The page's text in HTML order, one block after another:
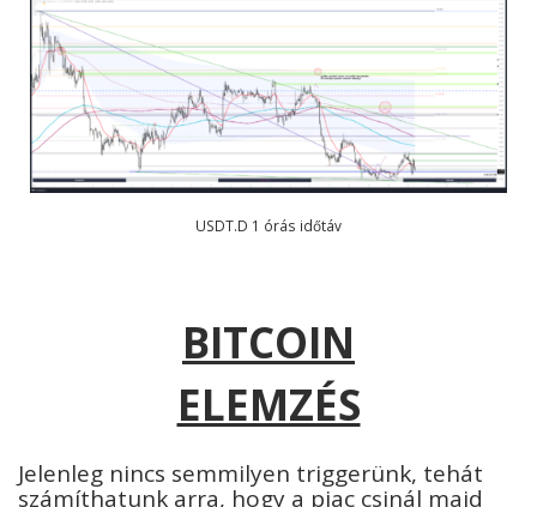
USDT.D 1 órás időtáv
BITCOIN
ELEMZÉS
Jelenleg nincs semmilyen triggerünk, tehát
számíthatunk arra, hogy a piac csinál majd